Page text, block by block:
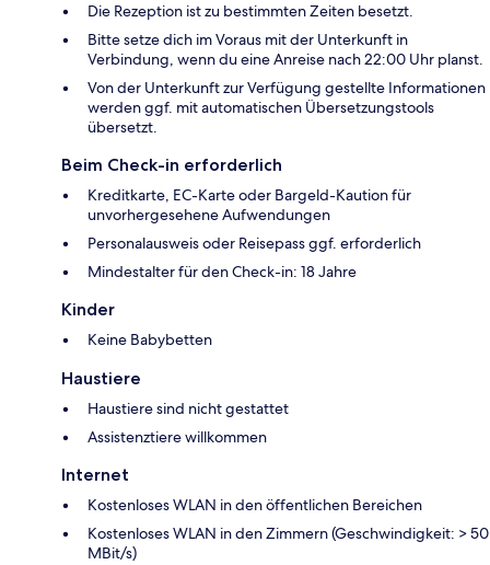
Die Rezeption ist zu bestimmten Zeiten besetzt.
Bitte setze dich im Voraus mit der Unterkunft in
Verbindung, wenn du eine Anreise nach 22:00 Uhr planst.
Von der Unterkunft zur Verfügung gestellte Informationen
werden ggf. mit automatischen Übersetzungstools
übersetzt.
Beim Check-in erforderlich
Kreditkarte, EC-Karte oder Bargeld-Kaution für
unvorhergesehene Aufwendungen
Personalausweis oder Reisepass ggf. erforderlich
Mindestalter für den Check-in: 18 Jahre
Kinder
Keine Babybetten
Haustiere
Haustiere sind nicht gestattet
Assistenztiere willkommen
Internet
Kostenloses WLAN in den öffentlichen Bereichen
Kostenloses WLAN in den Zimmern (Geschwindigkeit: > 50
MBit/s)